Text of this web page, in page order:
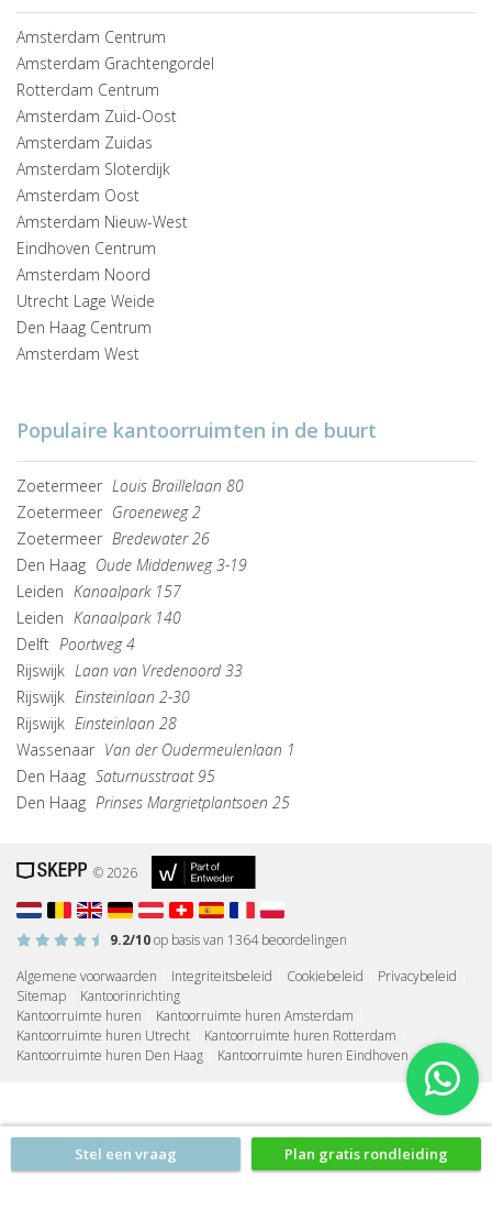
Stel een vraag Plan gratis rondleiding
Amsterdam Centrum
Amsterdam Grachtengordel
Rotterdam Centrum
Amsterdam Zuid-Oost
Amsterdam Zuidas
Amsterdam Sloterdijk
Amsterdam Oost
Amsterdam Nieuw-West
Eindhoven Centrum
Amsterdam Noord
Utrecht Lage Weide
Den Haag Centrum
Amsterdam West
Populaire kantoorruimten in de buurt
Zoetermeer Louis Braillelaan 80
Zoetermeer Groeneweg 2
Zoetermeer Bredewater 26
Den Haag Oude Middenweg 3-19
Leiden Kanaalpark 157
Leiden Kanaalpark 140
Delft Poortweg 4
Rijswijk Laan van Vredenoord 33
Rijswijk Einsteinlaan 2-30
Rijswijk Einsteinlaan 28
Wassenaar Van der Oudermeulenlaan 1
Den Haag Saturnusstraat 95
Den Haag Prinses Margrietplantsoen 25
© 2026
9.2/10op basis van 1364beoordelingen
Algemene voorwaarden
Integriteitsbeleid Cookiebeleid Privacybeleid
Sitemap
Kantoorinrichting
Kantoorruimte huren
Kantoorruimte huren Amsterdam
Kantoorruimte huren Utrecht
Kantoorruimte huren Rotterdam
Kantoorruimte huren Den Haag
Kantoorruimte huren Eindhoven